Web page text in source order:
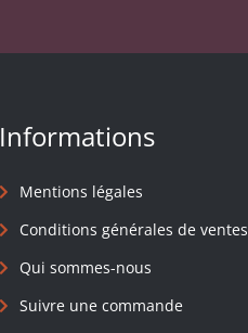
Informations
Mentions légales
Conditions générales de ventes
Qui sommes-nous
Suivre une commande